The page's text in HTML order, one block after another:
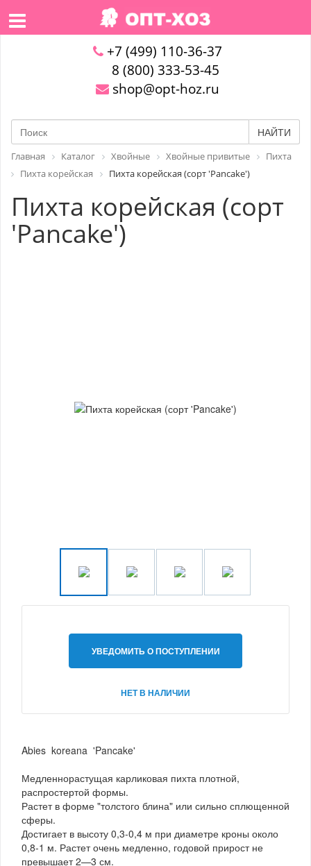
+7 (499) 110-36-37
8 (800) 333-53-45
shop@opt-hoz.ru
НАЙТИ
Главная Каталог Хвойные Хвойные привитые
Пихта
Пихта корейская
Пихта корейская (сорт 'Pancake')
Пихта корейская (сорт
'Pancake')
УВЕДОМИТЬ О ПОСТУПЛЕНИИ
НЕТ В НАЛИЧИИ
Abies koreana 'Pancake'
Медленнорастущая карликовая пихта плотной,
распростертой формы.
Растет в форме "толстого блина" или сильно сплющенной
сферы.
Достигает в высоту 0,3-0,4 м при диаметре кроны около
0,8-1 м. Растет очень медленно, годовой прирост не
превышает 2—3 см.